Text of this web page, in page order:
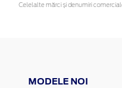
Celelalte mărci și denumiri
MODELE NOI